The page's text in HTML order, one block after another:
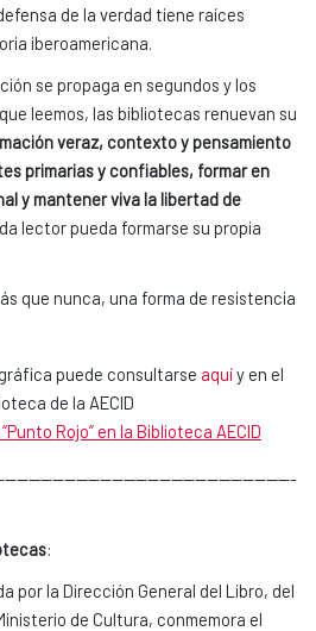
de la verdad tiene raíces
iberoamericana.
se propaga en segundos y los
leemos, las bibliotecas renuevan su
veraz, contexto y pensamiento
primarias y confiables, formar en
y mantener viva la libertad de
lector pueda formarse su propia
que nunca, una forma de resistencia
puede consultarse aquíy en el
de la AECID
Rojo” en la Biblioteca AECID
:
por la Dirección General del Libro, del
de Cultura, conmemora el